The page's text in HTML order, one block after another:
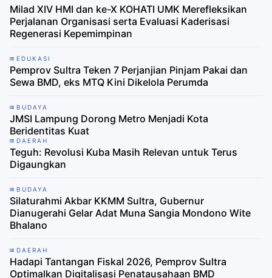
Milad XIV HMI dan ke-X KOHATI UMK Merefleksikan
Perjalanan Organisasi serta Evaluasi Kaderisasi
Regenerasi Kepemimpinan
EDUKASI
Pemprov Sultra Teken 7 Perjanjian Pinjam Pakai dan
Sewa BMD, eks MTQ Kini Dikelola Perumda
BUDAYA
JMSI Lampung Dorong Metro Menjadi Kota
Beridentitas Kuat
DAERAH
Teguh: Revolusi Kuba Masih Relevan untuk Terus
Digaungkan
BUDAYA
Silaturahmi Akbar KKMM Sultra, Gubernur
Dianugerahi Gelar Adat Muna Sangia Mondono Wite
Bhalano
DAERAH
Hadapi Tantangan Fiskal 2026, Pemprov Sultra
Optimalkan Digitalisasi Penatausahaan BMD